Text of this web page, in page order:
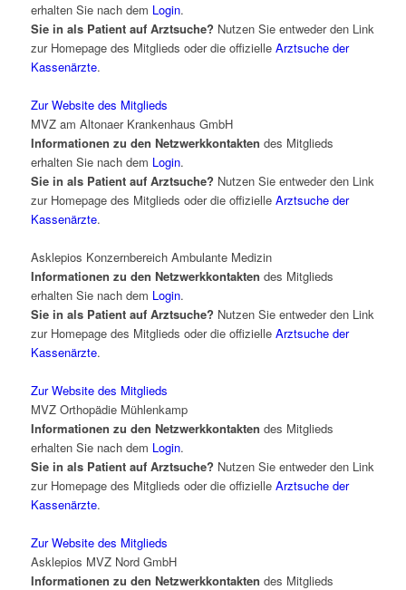
erhalten Sie nach dem Login.
Sie in als Patient auf Arztsuche? Nutzen Sie entweder den Link
zur Homepage des Mitglieds oder die offizielle Arztsuche der
Kassenärzte.
Zur Website des Mitglieds
MVZ am Altonaer Krankenhaus GmbH
Informationen zu den Netzwerkkontakten des Mitglieds
erhalten Sie nach dem Login.
Sie in als Patient auf Arztsuche? Nutzen Sie entweder den Link
zur Homepage des Mitglieds oder die offizielle Arztsuche der
Kassenärzte.
Asklepios Konzernbereich Ambulante Medizin
Informationen zu den Netzwerkkontakten des Mitglieds
erhalten Sie nach dem Login.
Sie in als Patient auf Arztsuche? Nutzen Sie entweder den Link
zur Homepage des Mitglieds oder die offizielle Arztsuche der
Kassenärzte.
Zur Website des Mitglieds
MVZ Orthopädie Mühlenkamp
Informationen zu den Netzwerkkontakten des Mitglieds
erhalten Sie nach dem Login.
Sie in als Patient auf Arztsuche? Nutzen Sie entweder den Link
zur Homepage des Mitglieds oder die offizielle Arztsuche der
Kassenärzte.
Zur Website des Mitglieds
Asklepios MVZ Nord GmbH
Informationen zu den Netzwerkkontakten des Mitglieds